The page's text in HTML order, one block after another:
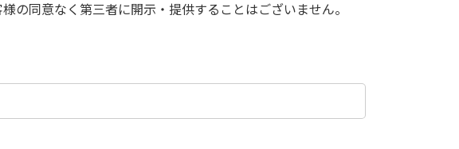
の同意なく第三者に開示・提供することはございません。